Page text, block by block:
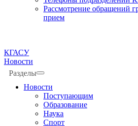
Рассмотрение обращений
прием
КГАСУ
Новости
Разделы
Новости
Поступающим
Образование
Наука
Спорт